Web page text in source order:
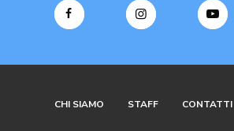
CHI SIAMO STAFF CONTATTI